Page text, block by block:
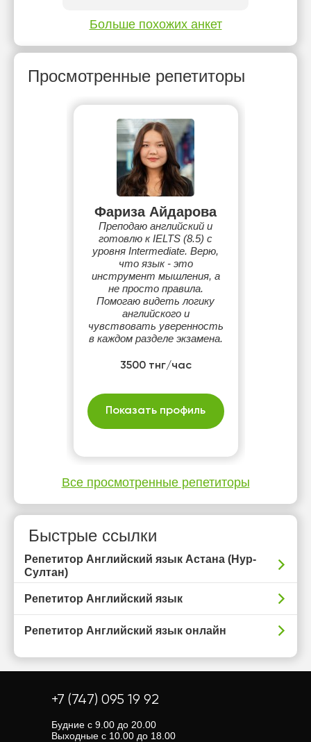
Больше похожих анкет
Просмотренные репетиторы
Фариза Айдарова
Преподаю английский и
готовлю к IELTS (8.5) с
уровня Intermediate. Верю,
что язык - это
инструмент мышления, а
не просто правила.
Помогаю видеть логику
английского и
чувствовать уверенность
в каждом разделе экзамена.
3500 тнг/час
Показать профиль
Все просмотренные репетиторы
Быстрые ссылки
Репетитор Английский язык Астана (Нур-
Султан)
Репетитор Английский язык
Репетитор Английский язык онлайн
+7 (747) 095 19 92
Будние с 9.00 до 20.00
Выходные с 10.00 до 18.00